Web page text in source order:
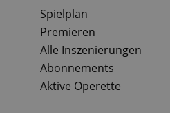
Spielplan
Premieren
Alle Inszenierungen
Abonnements
Aktive Operette